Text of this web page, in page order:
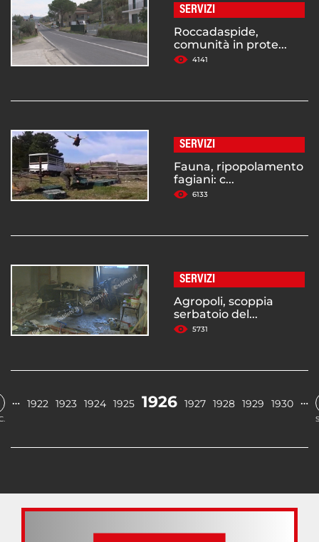
SERVIZI
Roccadaspide,
comunità in prote...
4141
SERVIZI
Fauna, ripopolamento
fagiani: c...
6133
SERVIZI
Agropoli, scoppia
serbatoio del...
5731
… 1922 1923 1924 1925 1926 1927 1928 1929 1930 …